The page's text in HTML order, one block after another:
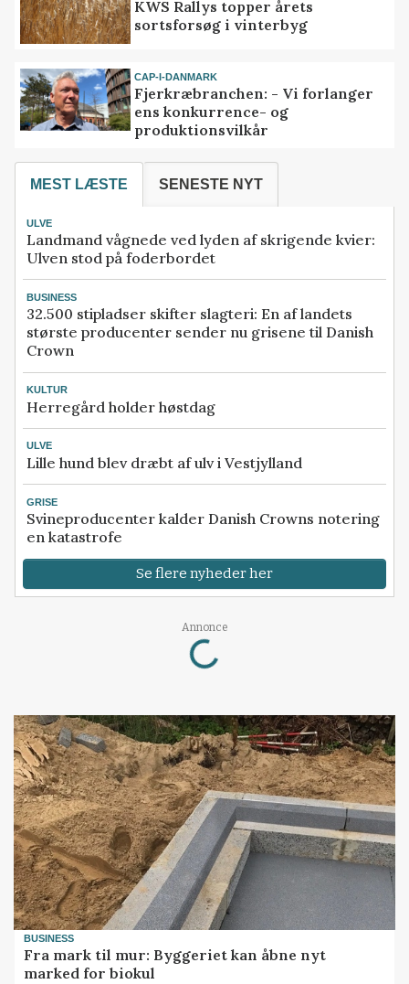
KWS Rallys topper årets
sortsforsøg i vinterbyg
CAP-I-DANMARK
Fjerkræbranchen: - Vi forlanger
ens konkurrence- og
produktionsvilkår
MEST LÆSTE SENESTE NYT
ULVE
Landmand vågnede ved lyden af skrigende kvier:
Ulven stod på foderbordet
BUSINESS
32.500 stipladser skifter slagteri: En af landets
største producenter sender nu grisene til Danish
Crown
KULTUR
Herregård holder høstdag
ULVE
Lille hund blev dræbt af ulv i Vestjylland
GRISE
Svineproducenter kalder Danish Crowns notering
en katastrofe
Se flere nyheder her
Annonce
Loading...
BUSINESS
Fra mark til mur: Byggeriet kan åbne nyt
marked for biokul